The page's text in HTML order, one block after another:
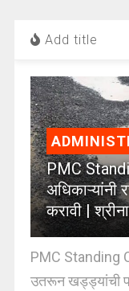
Add title
PMC
अधिकाऱ्यांनी
करावी |
PMC Standing
उतरून खड्ड्यांची